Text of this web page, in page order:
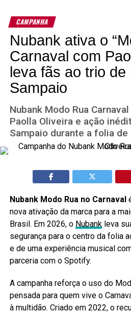
CAMPANHA
Nubank ativa o
Carnaval com
leva fãs ao trio de
Sampaio
Nubank Modo Rua
Paolla Oliveira e ação
Sampaio durante a folia de
Nubank Modo Rua no Carnaval
nova ativação da marca para a
Brasil. Em 2026, o Nubank leva
segurança para o centro da folia
e de uma experiência musical
parceria com o Spotify.
A campanha reforça o uso do
pensada para quem vive o
à multidão. Criado em 2022, o